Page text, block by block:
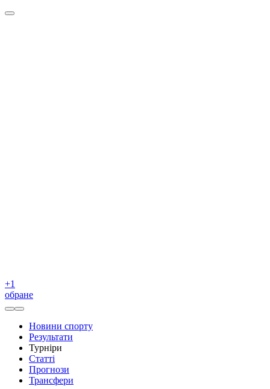
+1
обране
Новини спорту
Результати
Турніри
Статті
Прогнози
Трансфери